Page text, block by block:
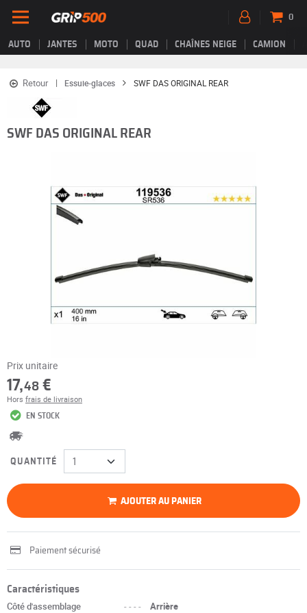
AUTO JANTES MOTO QUAD CHAÎNES NEIGE CAMION
0
Retour Essuie-glaces SWF DAS ORIGINAL REAR
SWF DAS ORIGINAL REAR
Prix unitaire
17,48 €
Hors frais de livraison
EN STOCK
QUANTITÉ
AJOUTER AU PANIER
Paiement sécurisé
Caractéristiques
Côté d'assemblage ----
Arrière